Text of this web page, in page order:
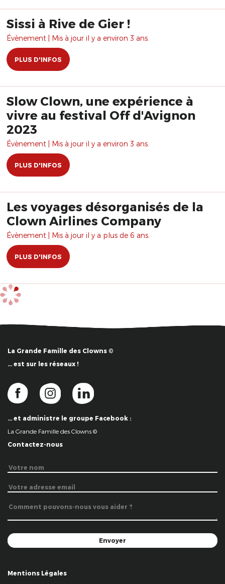
Sissi à Rive de Gier !
Évènement | Mis à jour il y a environ 3 ans.
PLUS D'INFOS
Slow Clown, une expérience à
vivre au festival Off d'Avignon
2023
Évènement | Mis à jour il y a environ 3 ans.
PLUS D'INFOS
Les voyages désorganisés de la
Clown Airlines Company
Évènement | Mis à jour il y a plus de 6 ans.
PLUS D'INFOS
La Grande Famille des Clowns ©
… est sur les réseaux !
… et administre le groupe Facebook :
La Grande Famille des Clowns ©
Contactez-nous
Mentions Légales